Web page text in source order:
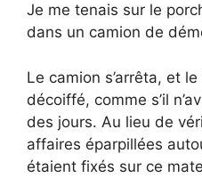
Je me tenais sur le
dans un camion de
Le camion s’arrêta, et
décoiffé, comme s’il
des jours. Au lieu de
affaires éparpillées
étaient fixés sur ce